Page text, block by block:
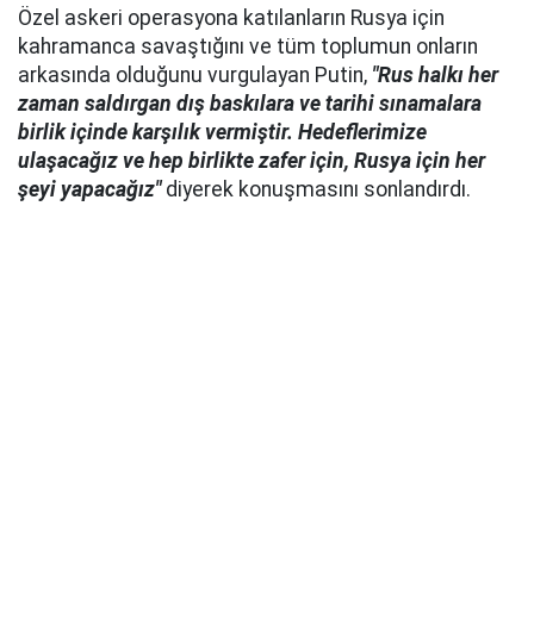
Özel askeri operasyona katılanların Rusya için
kahramanca savaştığını ve tüm toplumun onların
arkasında olduğunu vurgulayan Putin, "Rus halkı her
zaman saldırgan dış baskılara ve tarihi sınamalara
birlik içinde karşılık vermiştir. Hedeflerimize
ulaşacağız ve hep birlikte zafer için, Rusya için her
şeyi yapacağız"diyerek konuşmasını sonlandırdı.